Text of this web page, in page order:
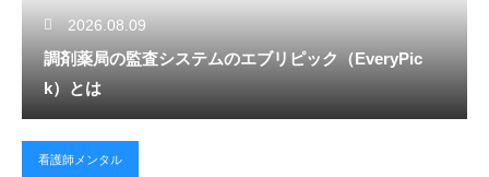
2026.08.09
調剤薬局の監査システムのエブリピック（EveryPic
k）とは
看護師メンタル